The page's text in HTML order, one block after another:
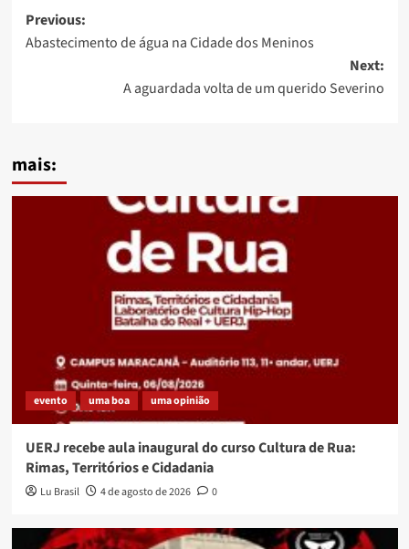
Post
navigation
Previous:
Abastecimento de água na Cidade dos Meninos
Next:
A aguardada volta de um querido Severino
mais:
evento uma boa uma opinião
UERJ recebe aula inaugural do curso Cultura de Rua:
Rimas, Territórios e Cidadania
Lu Brasil 4 de agosto de 2026 0